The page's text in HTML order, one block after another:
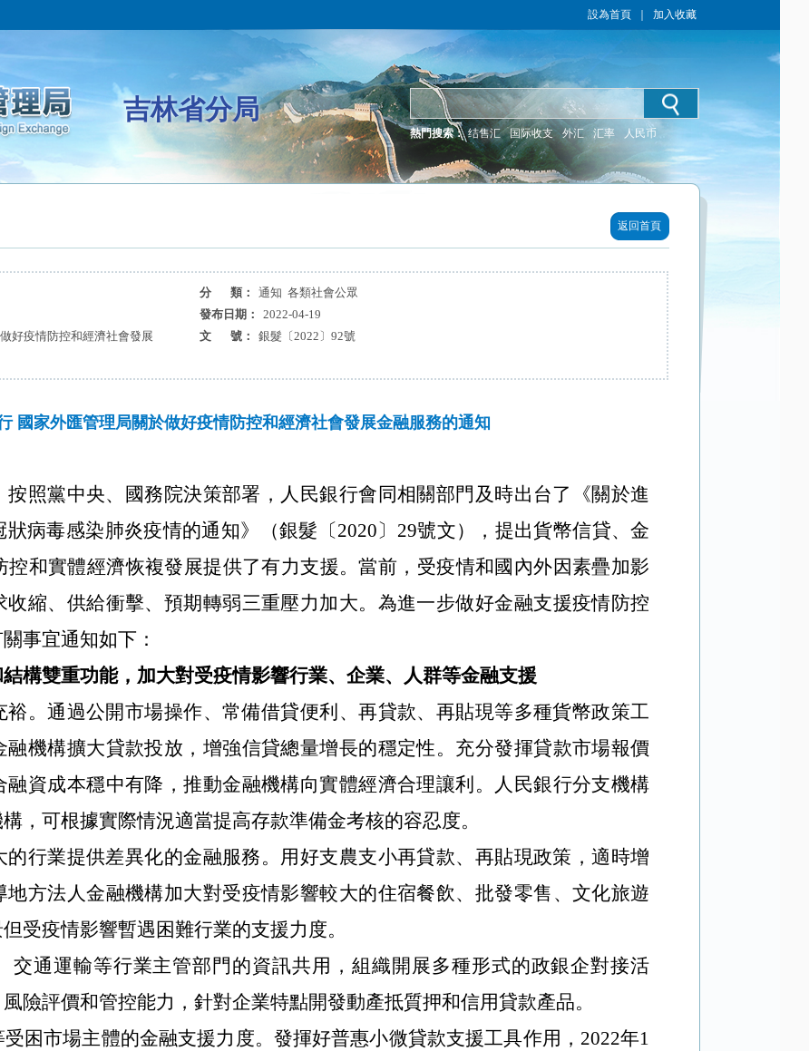
設為首頁 加入收藏
吉林省分局
熱門搜索： 结售汇 国际收支 外汇 汇率 人民币
返回首頁
分 類：
通知 各類社會公眾
發布日期：
2022-04-19
好疫情防控和經濟社會發展
文 號： 銀髮〔2022〕92號
國家外匯管理局關於做好疫情防控和經濟社會發展金融服務的通知
照黨中央、國務院決策部署，人民銀行會同相關部門及時出台了《關於進
病毒感染肺炎疫情的通知》（銀髮〔2020〕29號文），提出貨幣信貸、金
控和實體經濟恢複發展提供了有力支援。當前，受疫情和國內外因素疊加影
縮、供給衝擊、預期轉弱三重壓力加大。為進一步做好金融支援疫情防控
事宜通知如下：
構雙重功能，加大對受疫情影響行業、企業、人群等金融支援
裕。通過公開市場操作、常備借貸便利、再貸款、再貼現等多種貨幣政策工
機構擴大貸款投放，增強信貸總量增長的穩定性。充分發揮貸款市場報價
資成本穩中有降，推動金融機構向實體經濟合理讓利。人民銀行分支機構
，可根據實際情況適當提高存款準備金考核的容忍度。
的行業提供差異化的金融服務。用好支農支小再貸款、再貼現政策，適時增
方法人金融機構加大對受疫情影響較大的住宿餐飲、批發零售、文化旅遊
受疫情影響暫遇困難行業的支援力度。
交通運輸等行業主管部門的資訊共用，組織開展多種形式的政銀企對接活
險評價和管控能力，針對企業特點開發動產抵質押和信用貸款產品。
受困市場主體的金融支援力度。發揮好普惠小微貸款支援工具作用，2022年1